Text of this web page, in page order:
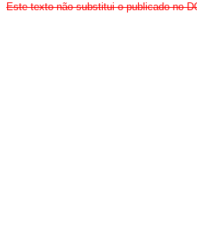
Este texto não substitui o publicado no